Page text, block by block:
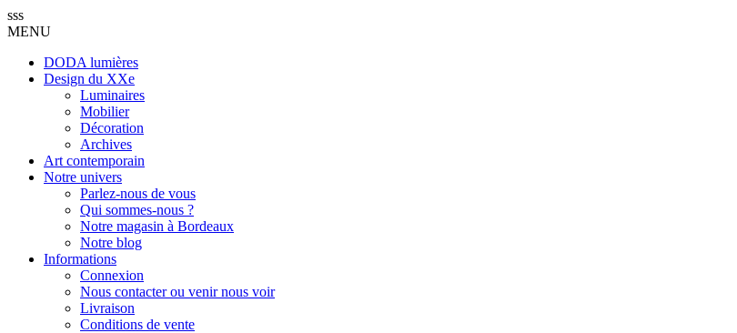
sss
MENU
DODA lumières
Design du XXe
Luminaires
Mobilier
Décoration
Archives
Art contemporain
Notre univers
Parlez-nous de vous
Qui sommes-nous ?
Notre magasin à Bordeaux
Notre blog
Informations
Connexion
Nous contacter ou venir nous voir
Livraison
Conditions de vente